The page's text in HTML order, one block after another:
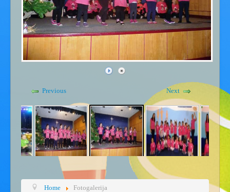
Gdje smo - kontakt
Kućni red
Previous Next
Home Fotogalerija